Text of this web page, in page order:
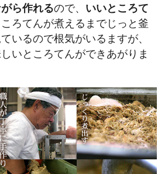
ら作れるので、 いいところて
ろてんが煮えるまでじっと釜
いるので根気がいるますが、
いところてんができあがりま